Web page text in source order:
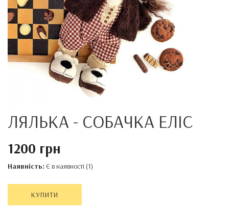
ЛЯЛЬКА - СОБАЧКА ЕЛІС
1200 грн
Наявність: Є в наявності (1)
КУПИТИ